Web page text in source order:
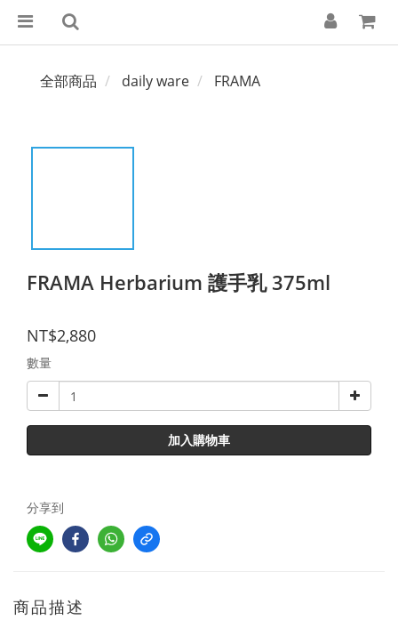
全部商品 daily ware FRAMA
FRAMA Herbarium 護手乳 375ml
NT$2,880
數量
加入購物車
分享到
商品描述